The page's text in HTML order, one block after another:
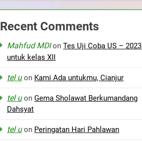
Recent Comments
Mahfud MDIonTes Uji Coba US – 2023
untuk kelas XII
tel uon Kami Ada untukmu, Cianjur
tel uonGema Sholawat Berkumandang
Dahsyat
tel uon Peringatan Hari Pahlawan